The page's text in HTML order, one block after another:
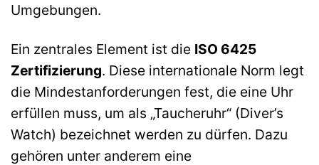
Umgebungen.
Ein zentrales Element ist die ISO 6425
Zertifizierung. Diese internationale Norm legt
die Mindestanforderungen fest, die eine Uhr
erfüllen muss, um als „Taucheruhr“ (Diver’s
Watch) bezeichnet werden zu dürfen. Dazu
gehören unter anderem eine